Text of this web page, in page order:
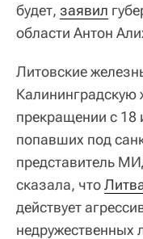
будет, заявил
области Антон
Литовские
Калининградскую
прекращении с 18
попавших под
представитель
сказала, что
действует
недружественных